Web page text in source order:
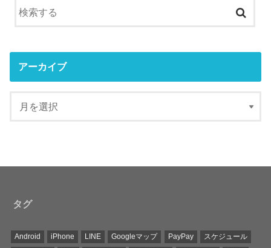
アーカイブ
タグ
Android iPhone LINE Googleマップ PayPay
スケジュール